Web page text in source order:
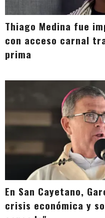
Thiago Medina fue
con acceso carnal
prima
En San Cayetano,
crisis económica y